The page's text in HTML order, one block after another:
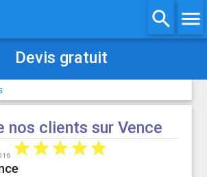
search menu
Devis gratuit
nos clients sur Vence
starstarstarstarstar